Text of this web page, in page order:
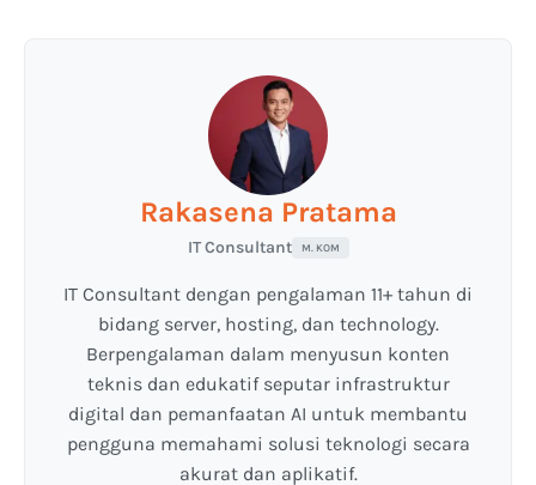
Rakasena Pratama
IT Consultant M. KOM
IT Consultant dengan pengalaman 11+ tahun di
bidang server, hosting, dan technology.
Berpengalaman dalam menyusun konten
teknis dan edukatif seputar infrastruktur
digital dan pemanfaatan AI untuk membantu
pengguna memahami solusi teknologi secara
akurat dan aplikatif.